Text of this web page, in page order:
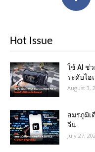
Hot Issue
ใช้ AI ช่ว
ระดับไฮ
August 3,
สมรภูมิเ
จีน
July 27,